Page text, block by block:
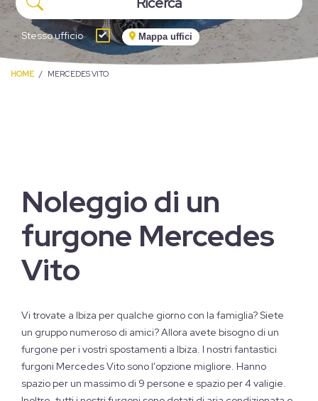
HOME MERCEDES VITO
Stesso ufficio Mappa uffici
Noleggio di un
furgone Mercedes
Vito
Vi trovate a Ibiza per qualche giorno con la famiglia? Siete
un gruppo numeroso di amici? Allora avete bisogno di un
furgone per i vostri spostamenti a Ibiza. I nostri fantastici
furgoni Mercedes Vito sono l'opzione migliore. Hanno
spazio per un massimo di 9 persone e spazio per 4 valigie.